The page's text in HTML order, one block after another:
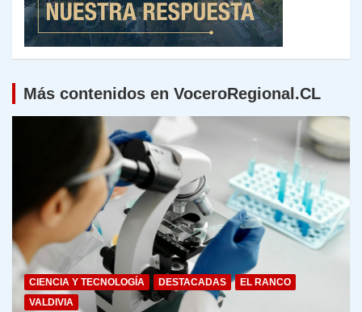
Más contenidos en VoceroRegional.CL
CIENCIA Y TECNOLOGÍA DESTACADAS
EL RANCO
VALDIVIA